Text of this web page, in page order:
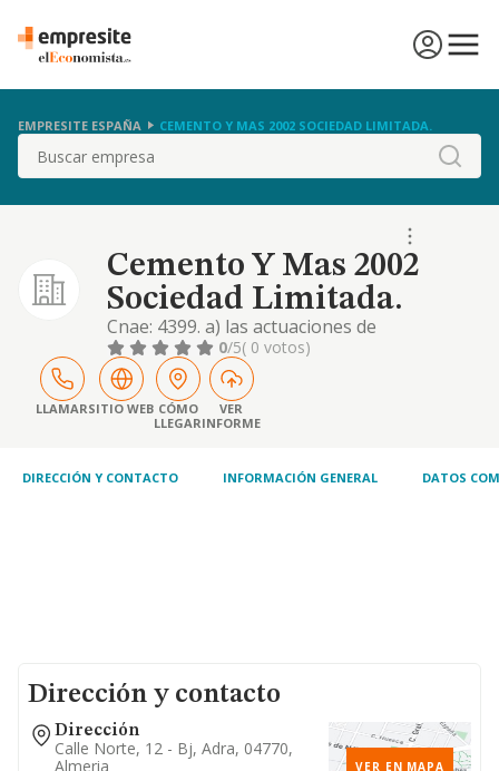
EMPRESITE ESPAÑA CEMENTO Y MAS 2002 SOCIEDAD LIMITADA.
Buscar
Cemento Y Mas 2002
Sociedad Limitada.
Cnae: 4399. a) las actuaciones de
construcción, promoción inmobiliaria,
urbanización, y reforma, comercialización,
gestión y explotación, adquisición y
enajenación de toda clase de inmuebles
(edificios, solares y fincas), administración,
cualquier otra activid
0/5( 0 votos)
LLAMARSITIO WEB CÓMO
LLEGAR
VER
INFORME
DIRECCIÓN Y CONTACTO INFORMACIÓN GENERAL DATOS
Dirección y contacto
Dirección
Calle Norte, 12 - Bj, Adra, 04770,
Almeria
VER EN MAPA